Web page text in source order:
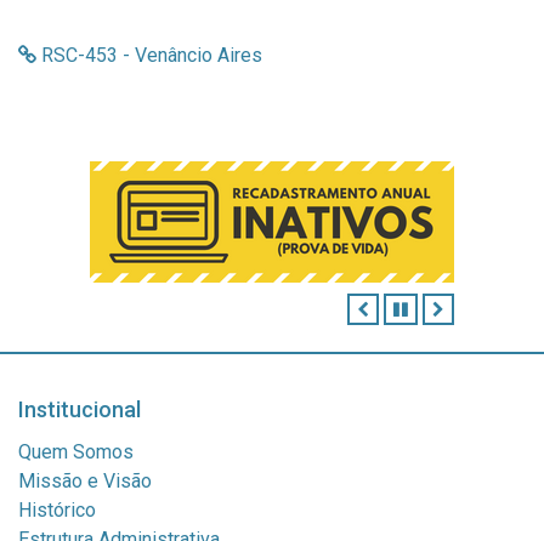
RSC-453 - Venâncio Aires
ANTERIOR
PAUSAR
Institucional
Quem Somos
Missão e Visão
Histórico